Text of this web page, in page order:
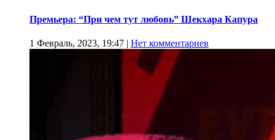
Премьера: “При чем тут любовь” Шекхара Капура
1 Февраль, 2023, 19:47 | Нет комментариев